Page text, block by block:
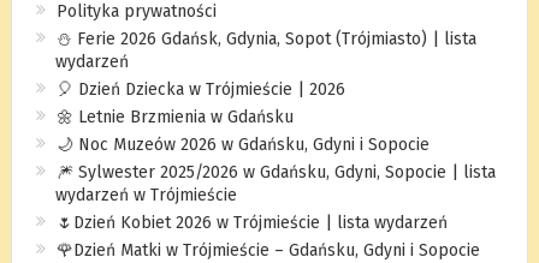
Polityka prywatności
⛄️ Ferie 2026 Gdańsk, Gdynia, Sopot (Trójmiasto) | lista
wydarzeń
🎈 Dzień Dziecka w Trójmieście | 2026
🌼 Letnie Brzmienia w Gdańsku
🌙 Noc Muzeów 2026 w Gdańsku, Gdyni i Sopocie
🎆 Sylwester 2025/2026 w Gdańsku, Gdyni, Sopocie | lista
wydarzeń w Trójmieście
🌷Dzień Kobiet 2026 w Trójmieście | lista wydarzeń
🌹Dzień Matki w Trójmieście – Gdańsku, Gdyni i Sopocie